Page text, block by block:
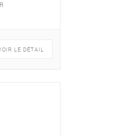
LE DÉTAIL